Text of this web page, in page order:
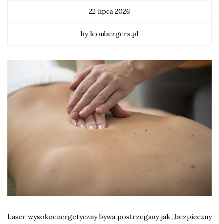
22 lipca 2026
by leonbergers.pl
Laser wysokoenergetyczny bywa postrzegany jak „bezpieczny